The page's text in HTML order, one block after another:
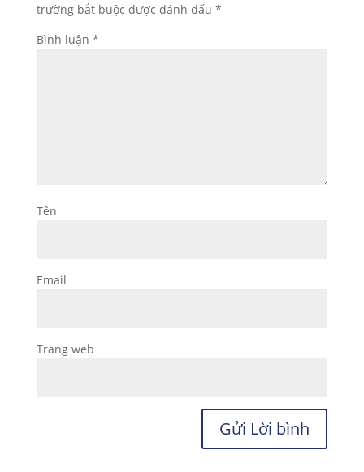
trường bắt buộc được đánh dấu *
Bình luận *
Tên
Email
Trang web